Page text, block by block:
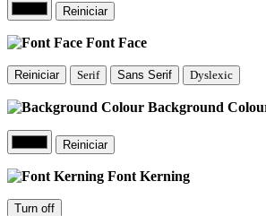
Reiniciar
Font Face
Reiniciar Serif Sans Serif Dyslexic
Background
Reiniciar
Font Kerning
Turn off